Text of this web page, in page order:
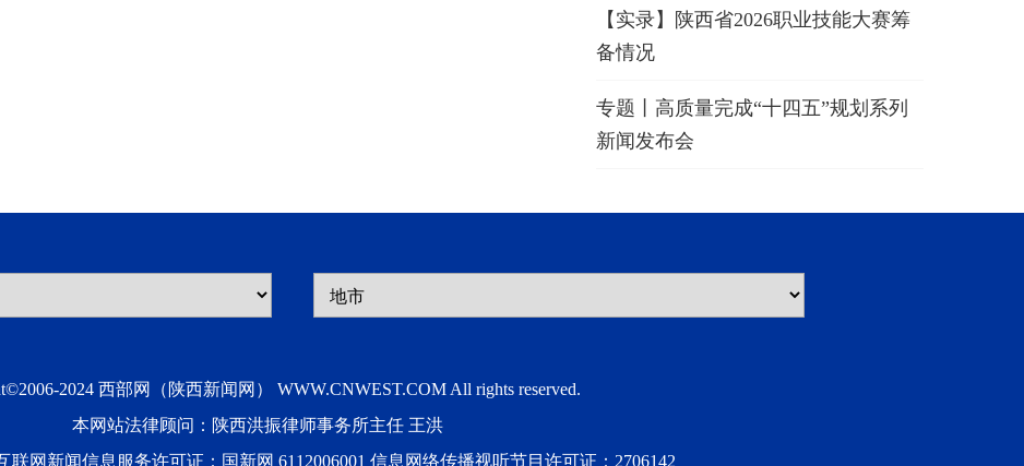
【实录】陕西省2026职业技能大赛筹
备情况
专题丨高质量完成“十四五”规划系列
新闻发布会
2024 西部网（陕西新闻网） WWW.CNWEST.COM All rights reserved.
本网站法律顾问：陕西洪振律师事务所主任 王洪
联网新闻信息服务许可证：国新网 6112006001 信息网络传播视听节目许可证：2706142